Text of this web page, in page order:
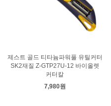
제스트 골드 티타늄파워풀 유틸커터
SK2재질 Z-GTP27U-12 바이올렛
커터칼
7,980원